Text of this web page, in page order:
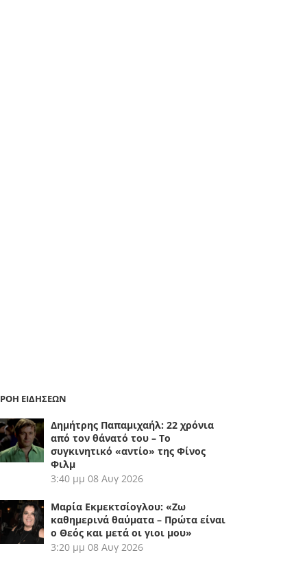
ΡΟΗ ΕΙΔΗΣΕΩΝ
Δημήτρης Παπαμιχαήλ: 22 χρόνια
από τον θάνατό του – Το
συγκινητικό «αντίο» της Φίνος
Φιλμ
3:40 μμ 08 Αυγ 2026
Μαρία Εκμεκτσίογλου: «Ζω
καθημερινά θαύματα – Πρώτα είναι
ο Θεός και μετά οι γιοι μου»
3:20 μμ 08 Αυγ 2026